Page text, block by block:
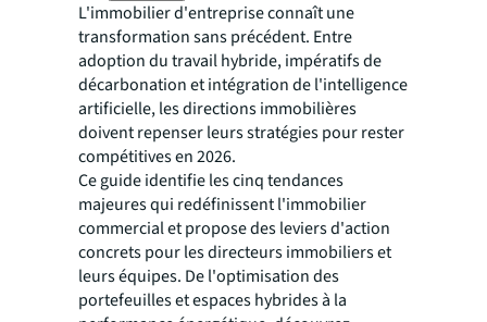
L'immobilier d'entreprise connaît une
transformation sans précédent. Entre
adoption du travail hybride, impératifs de
décarbonation et intégration de l'intelligence
artificielle, les directions immobilières
doivent repenser leurs stratégies pour rester
compétitives en 2026.
Ce guide identifie les cinq tendances
majeures qui redéfinissent l'immobilier
commercial et propose des leviers d'action
concrets pour les directeurs immobiliers et
leurs équipes. De l'optimisation des
portefeuilles et espaces hybrides à la